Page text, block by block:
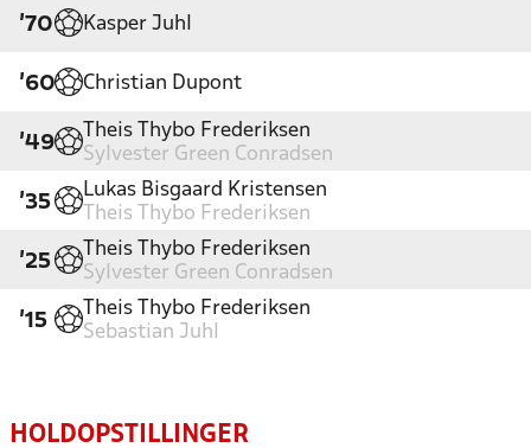
'70 Kasper Juhl
'60 Christian Dupont
'49
Theis Thybo Frederiksen
Sylvester Green Conradsen
'35
Lukas Bisgaard Kristensen
Theis Thybo Frederiksen
'25
Theis Thybo Frederiksen
Sylvester Green Conradsen
'15
Theis Thybo Frederiksen
Sebastian Juhl
HOLDOPSTILLINGER